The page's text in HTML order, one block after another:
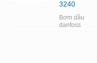
3240
Bơm dầu
danfoss